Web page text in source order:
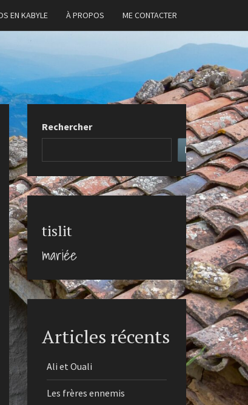
EN KABYLE À PROPOS ME CONTACTER
Rechercher
Rechercher
tislit
mariée
Articles récents
Ali et Ouali
Les frères ennemis